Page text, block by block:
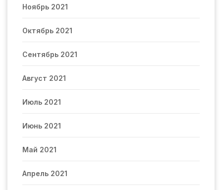
Ноябрь 2021
Октябрь 2021
Сентябрь 2021
Август 2021
Июль 2021
Июнь 2021
Май 2021
Апрель 2021